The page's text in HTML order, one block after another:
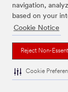
navigation,
based on your
Cookie Notice
Reject Non-
Cookie